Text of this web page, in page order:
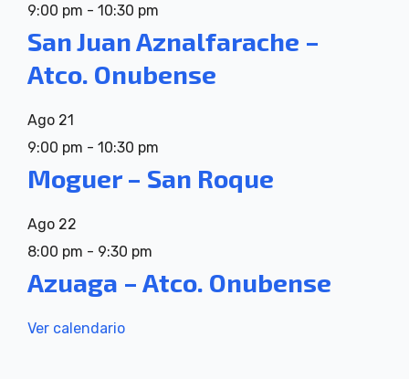
9:00 pm - 10:30 pm
San Juan Aznalfarache –
Atco. Onubense
Ago 21
9:00 pm - 10:30 pm
Moguer – San Roque
Ago 22
8:00 pm - 9:30 pm
Azuaga – Atco. Onubense
Ver calendario